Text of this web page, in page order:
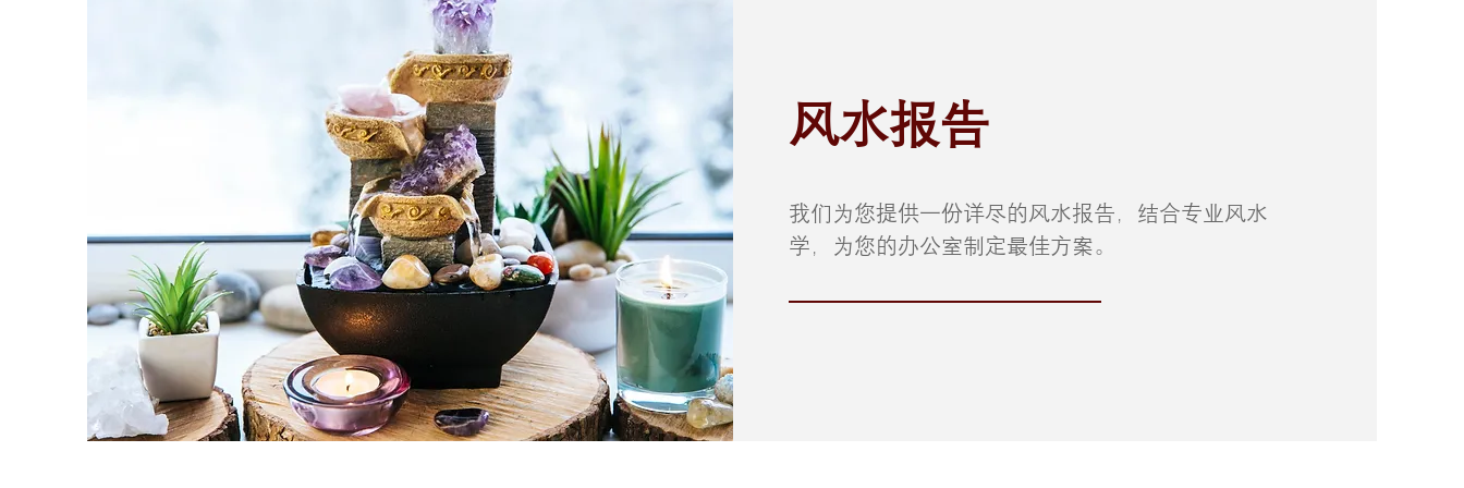
风水报告
我们为您提供一份详尽的风水报告，结合专业风水
学，为您的办公室制定最佳方案。